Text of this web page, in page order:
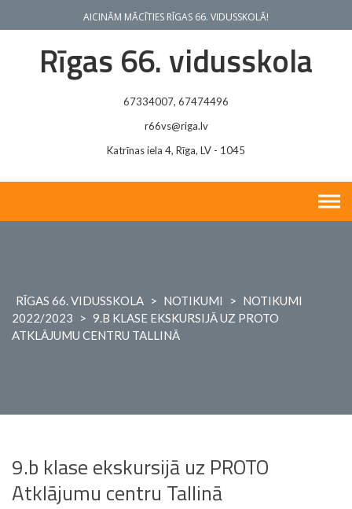
AICINĀM MĀCĪTIES RĪGAS 66. VIDUSSKOLĀ!
Rīgas 66. vidusskola
67334007, 67474496
r66vs@riga.lv
Katrīnas iela 4, Rīga, LV - 1045
RĪGAS 66. VIDUSSKOLA > NOTIKUMI > NOTIKUMI
2022/2023
> 9.B KLASE EKSKURSIJĀ UZ PROTO
ATKLĀJUMU CENTRU TALLINĀ
9.b klase ekskursijā uz PROTO
Atklājumu centru Tallinā